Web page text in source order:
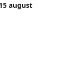
august